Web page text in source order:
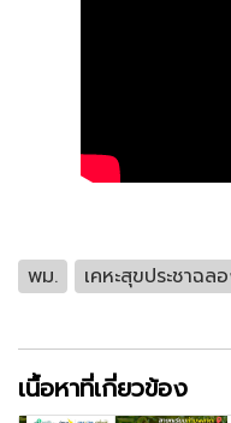
พม. เคหะสุขประชาฉล
เนื้อหาที่เกี่ยวข้อง